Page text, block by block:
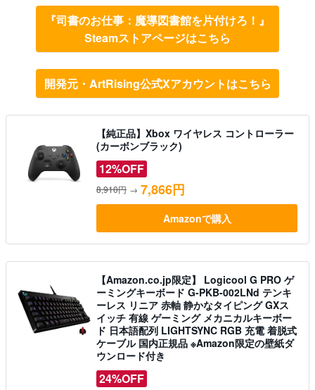
『司書のお仕事：魔導図書館を片付けろ！』
Steamストアページはこちら
開発元・ArtRising公式Xアカウントはこちら
【純正品】Xbox ワイヤレス コントローラー
(カーボンブラック)
12%OFF
8,910円 → 7,866円
Amazonで購入
【Amazon.co.jp限定】 Logicool G PRO ゲ
ーミングキーボード G-PKB-002LNd テンキ
ーレス リニア 赤軸 静かなタイピング GXス
イッチ 有線 ゲーミング メカニカルキーボー
ド 日本語配列 LIGHTSYNC RGB 充電 着脱式
ケーブル 国内正規品 ※Amazon限定の壁紙ダ
ウンロード付き
24%OFF